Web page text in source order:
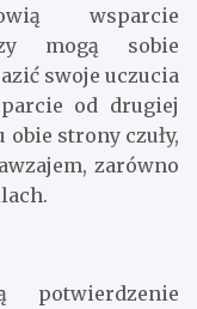
wsparcie
mogą sobie
swoje uczucia
od drugiej
obie strony czuły,
zarówno
potwierdzenie